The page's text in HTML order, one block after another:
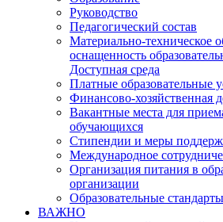
Руководство
Педагогический состав
Материально-техническое
оснащенность
Доступная среда
Платные образовательные
Финансово-хозяйственная
Вакантные места для
обучающихся
Стипендии и меры
Международное
Организация питания в
организации
Образовательные
ВАЖНО